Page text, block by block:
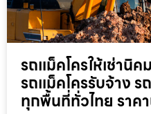
รถแม็คโครให้เช่านิ
รถแม็คโครรับจ้าง ร
ทุกพื้นที่ทั่วไทย ราค